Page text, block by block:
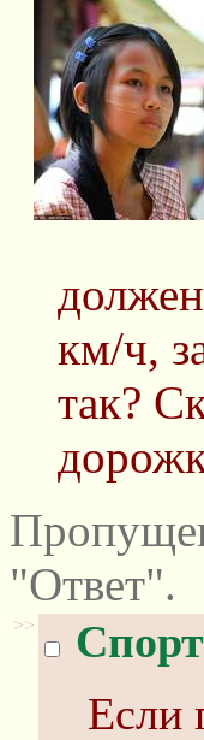
км/ч,
так?
"Ответ".
>>
Если